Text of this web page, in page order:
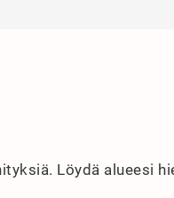
Löydä alueesi